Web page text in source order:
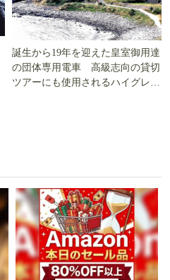
誕生から19年を迎えた皇室御用達
の団体専用電車 高級志向の貸切
ツアーにも使用されるハイグレー